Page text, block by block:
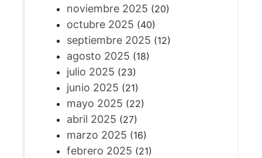
noviembre 2025 (20)
octubre 2025 (40)
septiembre 2025 (12)
agosto 2025 (18)
julio 2025 (23)
junio 2025 (21)
mayo 2025 (22)
abril 2025 (27)
marzo 2025 (16)
febrero 2025 (21)